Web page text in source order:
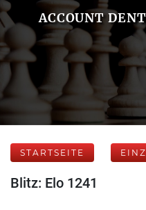
ACCOUNT
STARTSEITE
Blitz: Elo 1241